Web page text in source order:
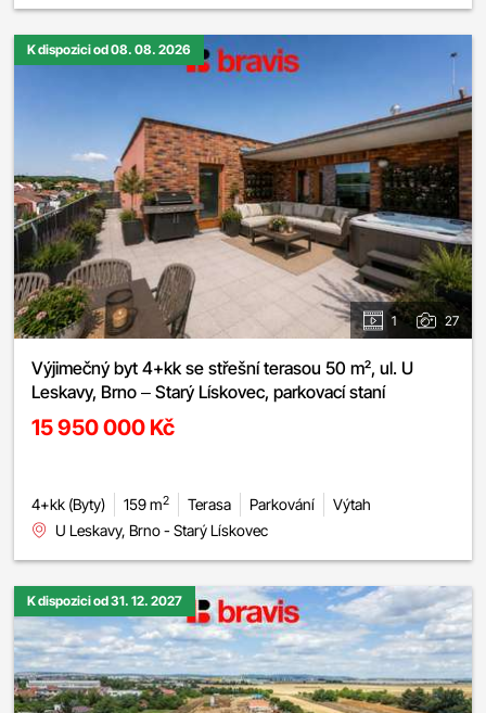
K dispozici od 08. 08. 2026
1 27
Výjimečný byt 4+kk se střešní terasou 50 m², ul. U
Leskavy, Brno – Starý Lískovec, parkovací staní
15 950 000 Kč
4+kk (Byty) 159 m2 Terasa Parkování
Výtah
U Leskavy, Brno - Starý Lískovec
K dispozici od 31. 12. 2027